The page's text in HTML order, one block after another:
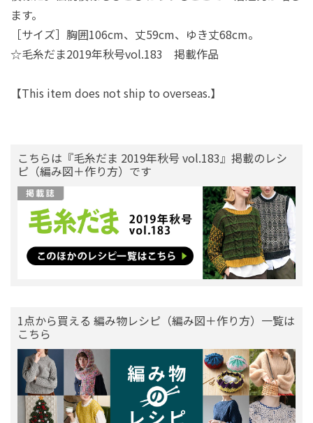
ます。
［サイズ］胸囲106cm、丈59cm、ゆき丈68cm。
☆毛糸だま2019年秋号vol.183 掲載作品
【This item does not ship to overseas.】
こちらは『毛糸だま 2019年秋号 vol.183』掲載のレシ
ピ（編み図＋作り方）です
1点から買える 編み物レシピ（編み図＋作り方）一覧は
こちら